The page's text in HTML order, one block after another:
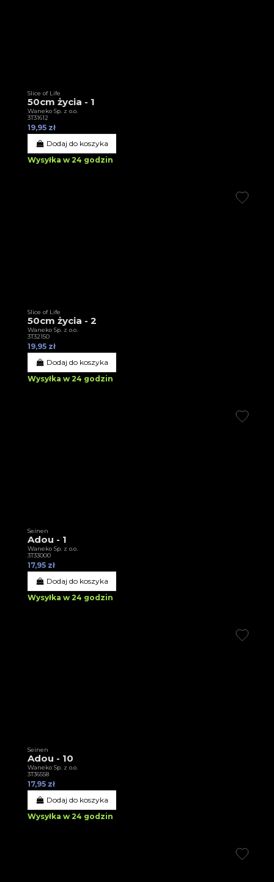
Slice of Life
50cm życia - 1
Waneko Sp. z o.o.
3T31612
19,95 zł
Dodaj do koszyka
Wysyłka w 24 godzin
Slice of Life
50cm życia - 2
Waneko Sp. z o.o.
3T32150
19,95 zł
Dodaj do koszyka
Wysyłka w 24 godzin
Seinen
Adou - 1
Waneko Sp. z o.o.
3T33000
17,95 zł
Dodaj do koszyka
Wysyłka w 24 godzin
Seinen
Adou - 10
Waneko Sp. z o.o.
3T36558
17,95 zł
Dodaj do koszyka
Wysyłka w 24 godzin